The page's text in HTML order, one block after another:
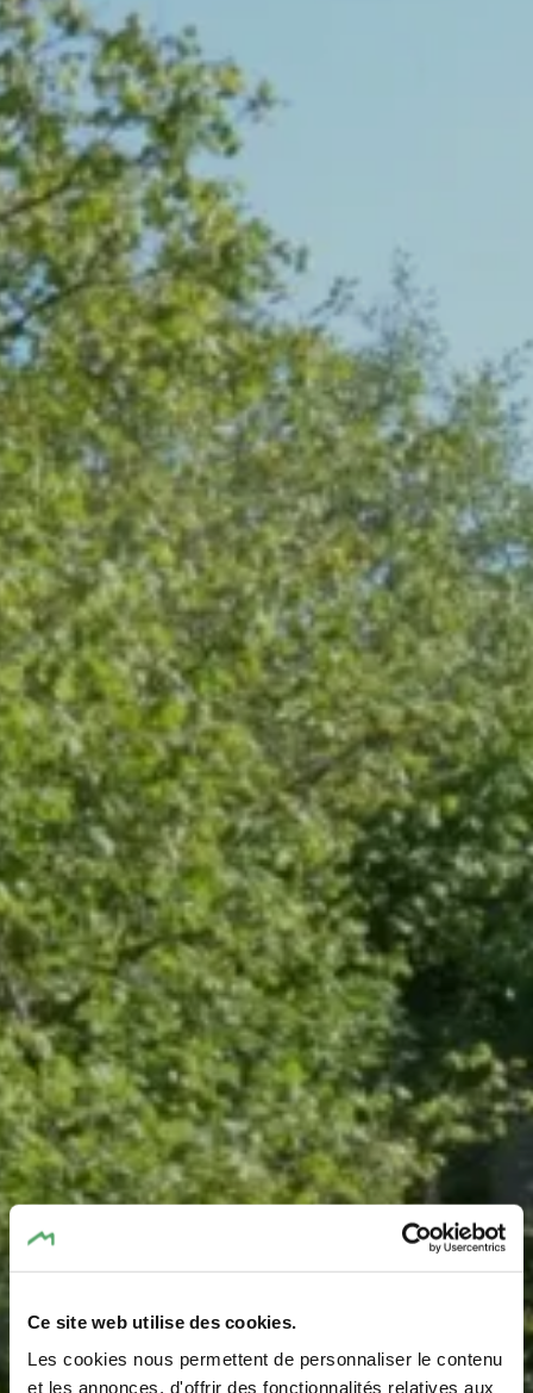
Ce site web utilise des cookies.
Les cookies nous permettent de personnaliser le contenu
et les annonces, d'offrir des fonctionnalités relatives aux